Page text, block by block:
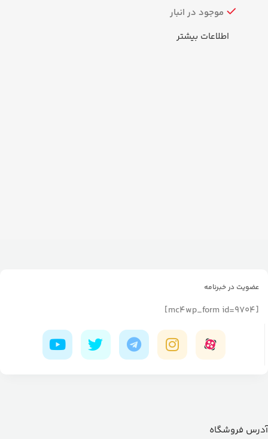
موجود در انبار
اطلاعات بیشتر
عضویت در خبرنامه
[mc4wp_form id=9704]
آدرس فروشگاه